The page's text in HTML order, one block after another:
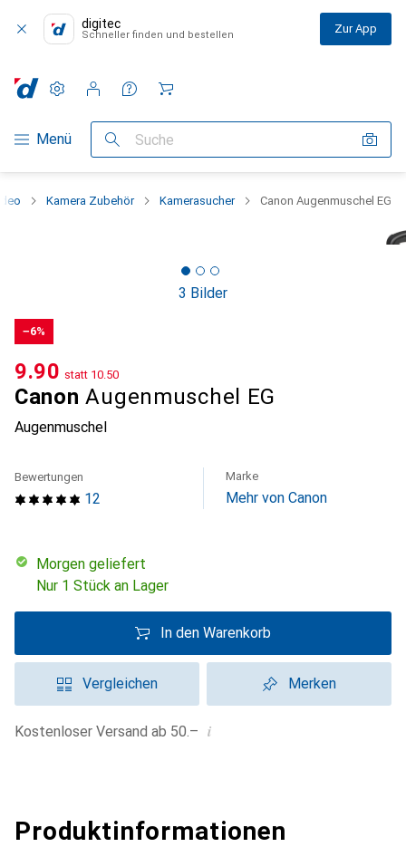
digitec
Schneller finden und bestellen Zur App
Navigation nach Kategorien
Menü Suche
Einstellungen
Kundenkonto
Vergleichslisten
Merklisten
Warenkorb
Kamera Zubehör Kamerasucher Canon Augenmuschel EG
3 Bilder
−6%
Canon Augenmuschel EG
Augenmuschel
CHF
9.90 statt CHF
10.50
12
Bewertungen Marke
Mehr von Canon
morgen geliefert
Nur 1 Stück an Lager
In den Warenkorb
Vergleichen Merken
Kostenloser Versand ab 50.– i
Produktinformationen